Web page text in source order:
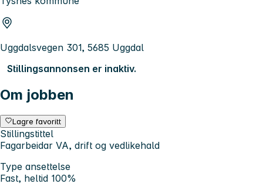
Uggdalsvegen 301, 5685 Uggdal
Stillingsannonsen er inaktiv.
Om jobben
Lagre favoritt
Stillingstittel
Fagarbeidar VA, drift og vedlikehald
Type ansettelse
Fast, heltid 100%